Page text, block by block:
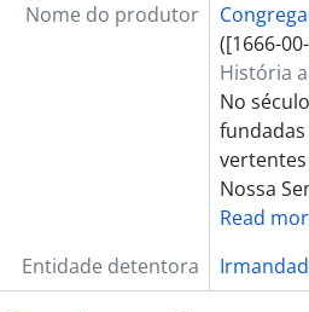
Nome do produtor
([1666-
História
No
Nossa
Read
Entidade detentora